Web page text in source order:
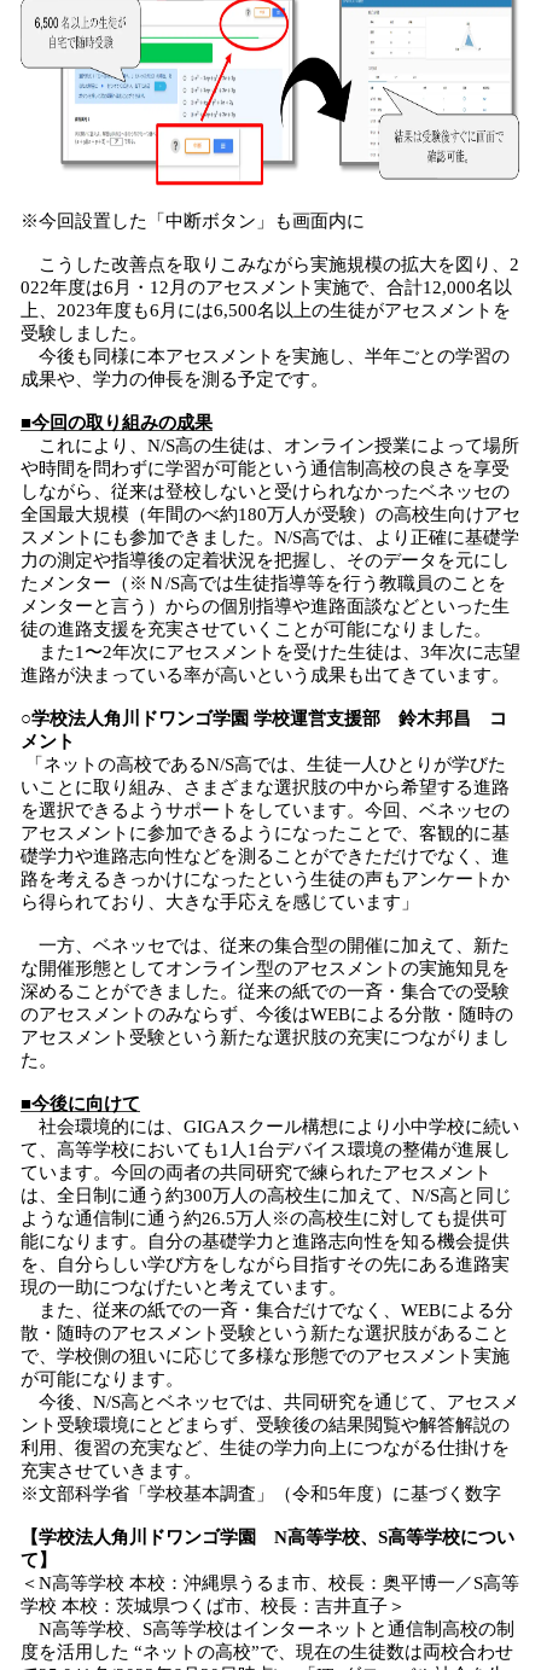
※今回設置した「中断ボタン」も画面内に
こうした改善点を取りこみながら実施規模の拡大を図り、2
022年度は6月・12月のアセスメント実施で、合計12,000名以
上、2023年度も6月には6,500名以上の生徒がアセスメントを
受験しました。
今後も同様に本アセスメントを実施し、半年ごとの学習の
成果や、学力の伸長を測る予定です。
■今回の取り組みの成果
これにより、N/S高の生徒は、オンライン授業によって場所
や時間を問わずに学習が可能という通信制高校の良さを享受
しながら、従来は登校しないと受けられなかったベネッセの
全国最大規模（年間のべ約180万人が受験）の高校生向けアセ
スメントにも参加できました。N/S高では、より正確に基礎学
力の測定や指導後の定着状況を把握し、そのデータを元にし
たメンター（※Ｎ/S高では生徒指導等を行う教職員のことを
メンターと言う）からの個別指導や進路面談などといった生
徒の進路支援を充実させていくことが可能になりました。
また1〜2年次にアセスメントを受けた生徒は、3年次に志望
進路が決まっている率が高いという成果も出てきています。
○学校法人角川ドワンゴ学園 学校運営支援部 鈴木邦昌 コ
メント
「ネットの高校であるN/S高では、生徒一人ひとりが学びた
いことに取り組み、さまざまな選択肢の中から希望する進路
を選択できるようサポートをしています。今回、ベネッセの
アセスメントに参加できるようになったことで、客観的に基
礎学力や進路志向性などを測ることができただけでなく、進
路を考えるきっかけになったという生徒の声もアンケートか
ら得られており、大きな手応えを感じています」
一方、ベネッセでは、従来の集合型の開催に加えて、新た
な開催形態としてオンライン型のアセスメントの実施知見を
深めることができました。従来の紙での一斉・集合での受験
のアセスメントのみならず、今後はWEBによる分散・随時の
アセスメント受験という新たな選択肢の充実につながりまし
た。
■今後に向けて
社会環境的には、GIGAスクール構想により小中学校に続い
て、高等学校においても1人1台デバイス環境の整備が進展し
ています。今回の両者の共同研究で練られたアセスメント
は、全日制に通う約300万人の高校生に加えて、N/S高と同じ
ような通信制に通う約26.5万人※の高校生に対しても提供可
能になります。自分の基礎学力と進路志向性を知る機会提供
を、自分らしい学び方をしながら目指すその先にある進路実
現の一助につなげたいと考えています。
また、従来の紙での一斉・集合だけでなく、WEBによる分
散・随時のアセスメント受験という新たな選択肢があること
で、学校側の狙いに応じて多様な形態でのアセスメント実施
が可能になります。
今後、N/S高とベネッセでは、共同研究を通じて、アセスメ
ント受験環境にとどまらず、受験後の結果閲覧や解答解説の
利用、復習の充実など、生徒の学力向上につながる仕掛けを
充実させていきます。
※文部科学省「学校基本調査」（令和5年度）に基づく数字
【学校法人角川ドワンゴ学園 N高等学校、S高等学校につい
て】
＜N高等学校 本校：沖縄県うるま市、校長：奥平博一／S高等
学校 本校：茨城県つくば市、校長：吉井直子＞
N高等学校、S高等学校はインターネットと通信制高校の制
度を活用した “ネットの高校”で、現在の生徒数は両校合わせ